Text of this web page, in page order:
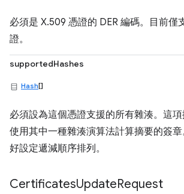
必須是 X.509 憑證的 DER 編碼。目前僅
證。
supportedHashes
Hash[]
必須設為這個憑證支援的所有雜湊。這
使用其中一種雜湊演算法計算摘要的簽
好設定遞減順序排列。
CertificatesUpdateRequest